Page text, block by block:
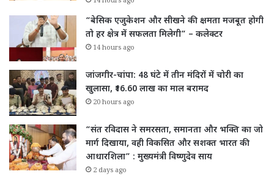
“बेसिक एजुकेशन और सीखने की क्षमता मजबूत होगी
तो हर क्षेत्र में सफलता मिलेगी” – कलेक्टर
14 hours ago
जांजगीर-चांपा: 48 घंटे में तीन मंदिरों में चोरी का
खुलासा, ₹16.60 लाख का माल बरामद
20 hours ago
“संत रविदास ने समरसता, समानता और भक्ति का जो
मार्ग दिखाया, वही विकसित और सशक्त भारत की
आधारशिला” : मुख्यमंत्री विष्णुदेव साय
2 days ago